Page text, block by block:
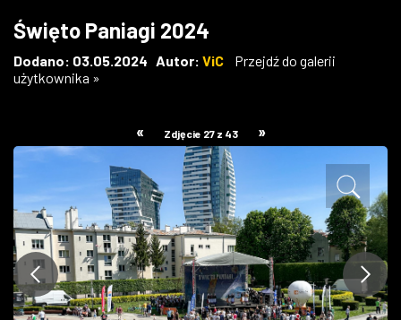
W KINACH
ZDJĘCIA
W RZESZOWIE
Święto Paniagi 2024
Dodano: 03.05.2024 Autor: ViC
Przejdź do galerii
użytkownika »
« Zdjęcie 27 z 43 »